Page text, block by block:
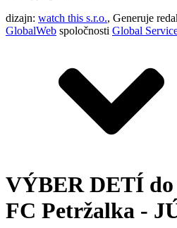
dizajn: watch this s.r.o., Generuje
GlobalWeb spoločnosti Global
VÝBER DETÍ
FC Petržalka -